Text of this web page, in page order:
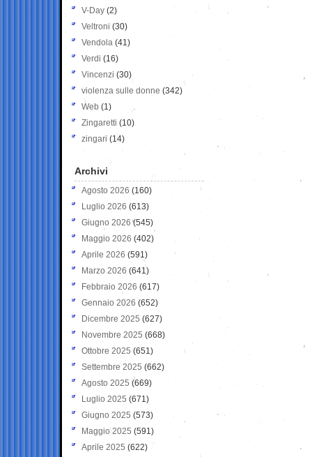
V-Day (2)
Veltroni (30)
Vendola (41)
Verdi (16)
Vincenzi (30)
violenza sulle donne (342)
Web (1)
Zingaretti (10)
zingari (14)
Archivi
Agosto 2026 (160)
Luglio 2026 (613)
Giugno 2026 (545)
Maggio 2026 (402)
Aprile 2026 (591)
Marzo 2026 (641)
Febbraio 2026 (617)
Gennaio 2026 (652)
Dicembre 2025 (627)
Novembre 2025 (668)
Ottobre 2025 (651)
Settembre 2025 (662)
Agosto 2025 (669)
Luglio 2025 (671)
Giugno 2025 (573)
Maggio 2025 (591)
Aprile 2025 (622)